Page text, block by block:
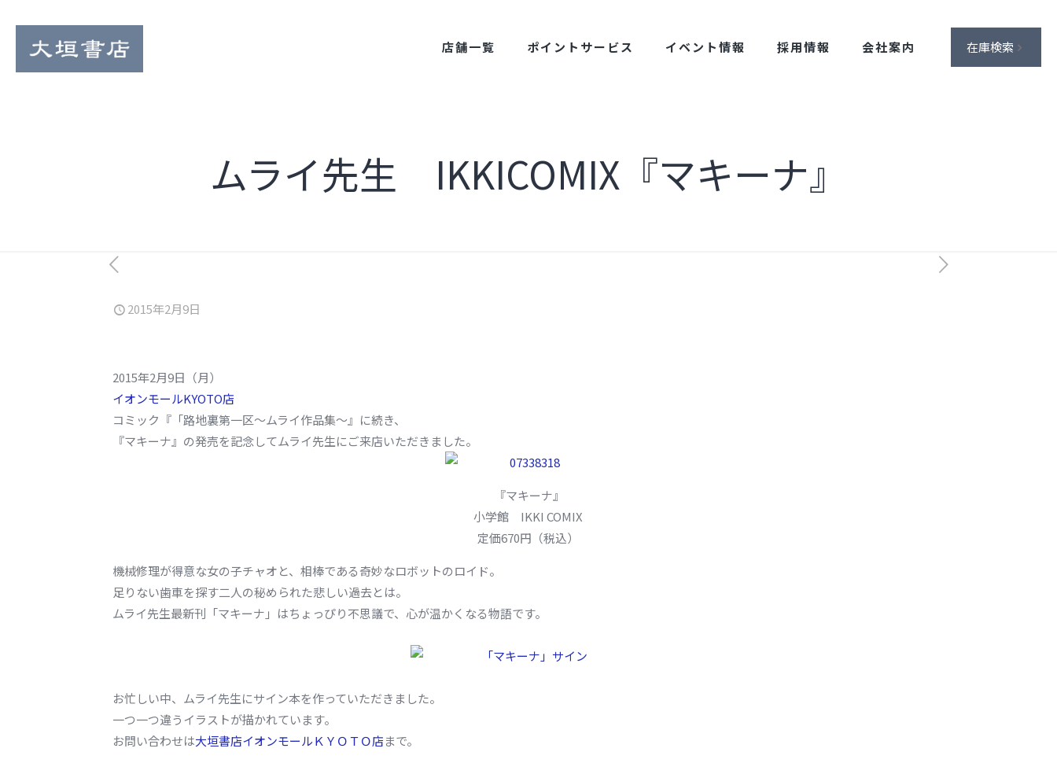
店舗一覧 ポイントサービス イベント情報 採用情報 会社案内 在庫検索
ムライ先生 IKKICOMIX『マキーナ』
2015年2月9日
2015年2月9日（月）
イオンモールKYOTO店
コミック『「路地裏第一区～ムライ作品集～』に続き、
『マキーナ』の発売を記念してムライ先生にご来店いただきました。
『マキーナ』
小学館 IKKI COMIX
定価670円（税込）
機械修理が得意な女の子チャオと、相棒である奇妙なロボットのロイド。
足りない歯車を探す二人の秘められた悲しい過去とは。
ムライ先生最新刊「マキーナ」はちょっぴり不思議で、心が温かくなる物語です。
お忙しい中、ムライ先生にサイン本を作っていただきました。
一つ一つ違うイラストが描かれています。
お問い合わせは大垣書店イオンモールＫＹＯＴＯ店まで。